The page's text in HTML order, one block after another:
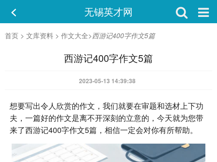
无锡英才网
首页 > 文库资料 > 作文大全>西游记400字作文5篇
西游记400字作文5篇
2023-05-13 14:39:38
想要写出令人欣赏的作文，我们就要在审题和选材上下功
夫，一篇好的作文是离不开深刻的立意的，今天就为您带
来了西游记400字作文5篇，相信一定会对你有所帮助。